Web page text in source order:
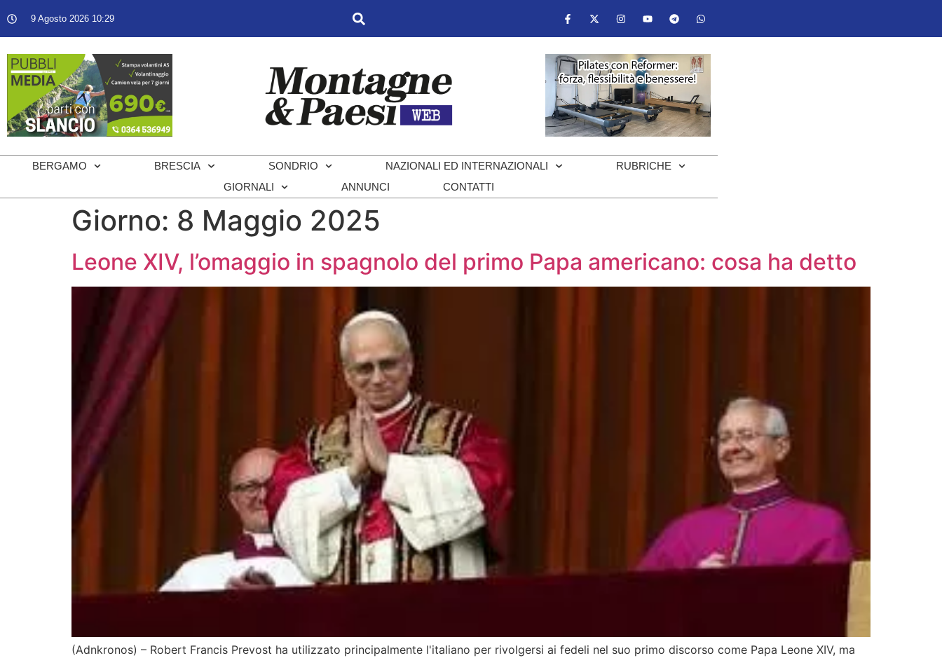
9 Agosto 2026 10:29
BERGAMO BRESCIA SONDRIO NAZIONALI ED INTERNAZIONALI
RUBRICHE
GIORNALI
ANNUNCI CONTATTI
Giorno: 8 Maggio 2025
Leone XIV, l’omaggio in spagnolo del primo Papa americano: cosa ha detto
(Adnkronos) – Robert Francis Prevost ha utilizzato principalmente l'italiano per rivolgersi ai fedeli nel suo primo discorso come Papa Leone XIV, ma